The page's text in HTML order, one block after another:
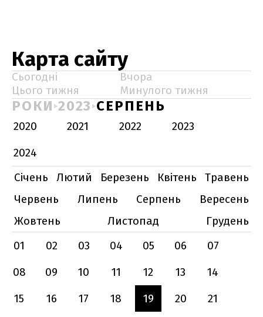
Карта сайту
Сьогодні
Вчора
Цього тижня
Минулого тижня
РОКИ 2023 СЕРПЕНЬ
2020 2021 2022
2023
2024
Січень
Лютий Березень Квітень
Травень
Червень
Липень Серпень
Вересень
Жовтень
Листопад
Грудень
01
02 03 04 05 06
07
08
09 10 11 12 13
14
15
16 17 18 19 20
21